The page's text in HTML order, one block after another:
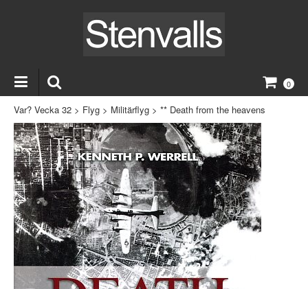
0
Var? Vecka 32 > Flyg > Militärflyg > ** Death from the heavens